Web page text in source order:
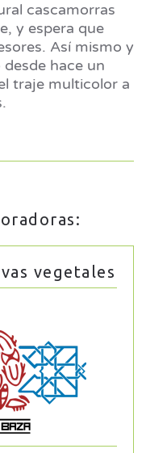
cascamorras
y espera que
Así mismo y
hace un
traje multicolor a
vegetales